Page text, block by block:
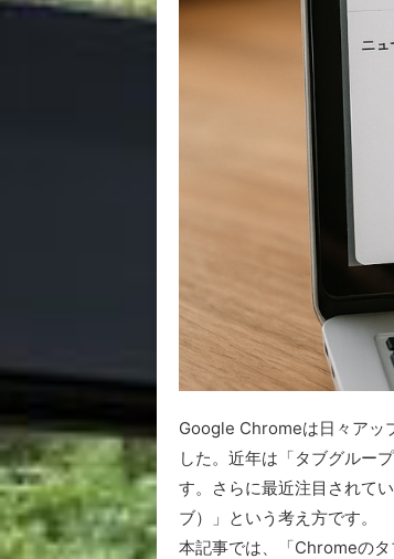
Google Chromeは日々アッ
した。近年は「タブグルー
す。さらに最近注目されて
ブ）」という考え方です。
本記事では、「Chromeの